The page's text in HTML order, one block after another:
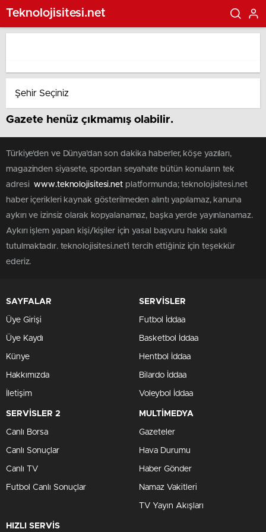
Teknolojisitesi.net
Gazete henüz çıkmamış olabilir.
Türkiye'den ve Dünya’dan son dakika haberler, köşe yazıları,
magazinden siyasete, spordan seyahate bütün konuların tek
adresiwww.teknolojisitesi.netplatformunda; teknolojisitesi.net
haber içerikleri kaynak gösterilmeden alıntı yapılamaz, kanuna
aykırı ve izinsiz olarak kopyalanamaz, başka yerde yayınlanamaz.
Aykırı işlem yapan kişi/kişiler için yasal başvuru hakkı saklı
tutulmaktadır. teknolojisitesi.net'i tercih ettiğiniz için teşekkür
ederiz.
SAYFALAR
Üye Girişi
Üye Kaydı
Künye
Hakkımızda
İletişim
SERVİSLER
Futbol İddaa
Basketbol İddaa
Hentbol İddaa
Bilardo İddaa
Voleybol İddaa
SERVİSLER 2
Canlı Borsa
Canlı Sonuçlar
Canlı TV
Futbol Canlı Sonuçlar
MULTİMEDYA
Gazeteler
Hava Durumu
Haber Gönder
Namaz Vakitleri
TV Yayın Akışları
HIZLI SERVİS